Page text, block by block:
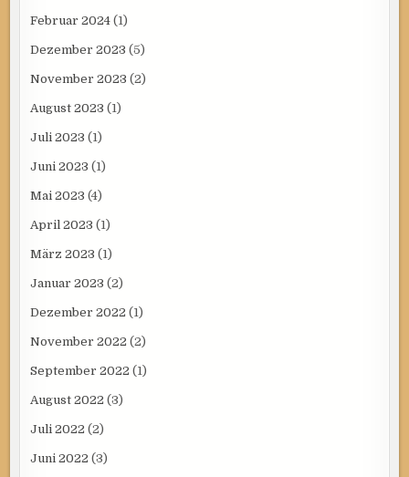
Februar 2024 (1)
Dezember 2023 (5)
November 2023 (2)
August 2023 (1)
Juli 2023 (1)
Juni 2023 (1)
Mai 2023 (4)
April 2023 (1)
März 2023 (1)
Januar 2023 (2)
Dezember 2022 (1)
November 2022 (2)
September 2022 (1)
August 2022 (3)
Juli 2022 (2)
Juni 2022 (3)